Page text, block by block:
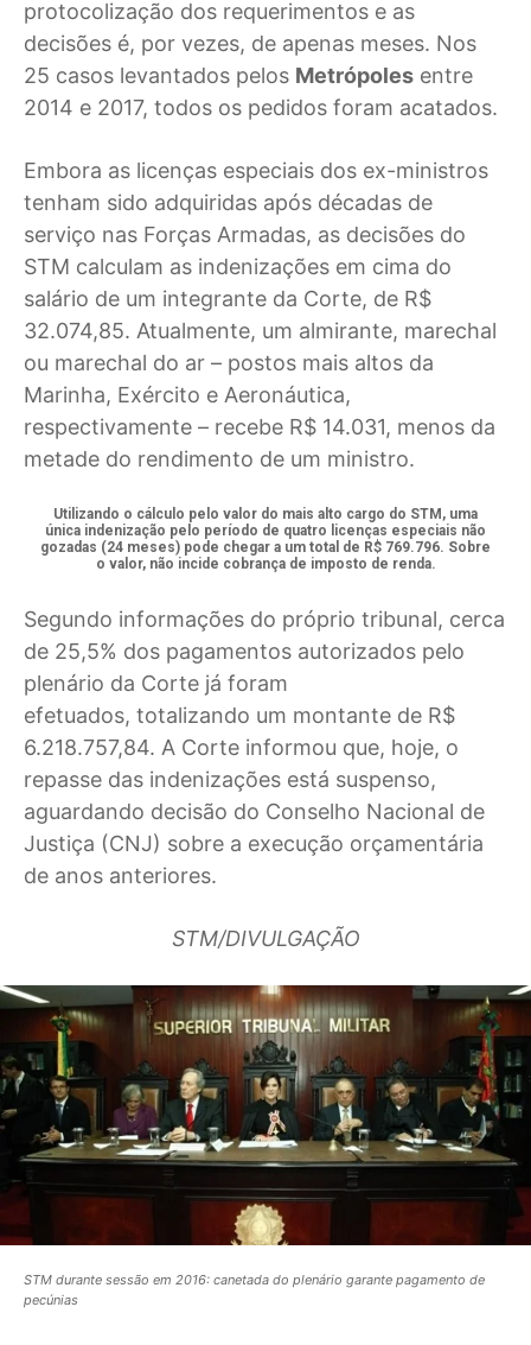
protocolização dos requerimentos e as
decisões é, por vezes, de apenas meses. Nos
25 casos levantados pelos Metrópoles entre
2014 e 2017, todos os pedidos foram acatados.
Embora as licenças especiais dos ex-ministros
tenham sido adquiridas após décadas de
serviço nas Forças Armadas, as decisões do
STM calculam as indenizações em cima do
salário de um integrante da Corte, de R$
32.074,85. Atualmente, um almirante, marechal
ou marechal do ar – postos mais altos da
Marinha, Exército e Aeronáutica,
respectivamente – recebe R$ 14.031, menos da
metade do rendimento de um ministro.
Utilizando o cálculo pelo valor do mais alto cargo do STM, uma
única indenização pelo período de quatro licenças especiais não
gozadas (24 meses) pode chegar a um total de R$ 769.796. Sobre
o valor, não incide cobrança de imposto de renda.
Segundo informações do próprio tribunal, cerca
de 25,5% dos pagamentos autorizados pelo
plenário da Corte já foram
efetuados, totalizando um montante de R$
6.218.757,84. A Corte informou que, hoje, o
repasse das indenizações está suspenso,
aguardando decisão do Conselho Nacional de
Justiça (CNJ) sobre a execução orçamentária
de anos anteriores.
STM/DIVULGAÇÃO
STM durante sessão em 2016: canetada do plenário garante pagamento de
pecúnias